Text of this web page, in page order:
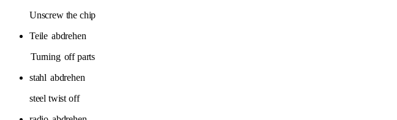
Unscrew the chip
Teile abdrehen
Turning off parts
stahl abdrehen
steel twist off